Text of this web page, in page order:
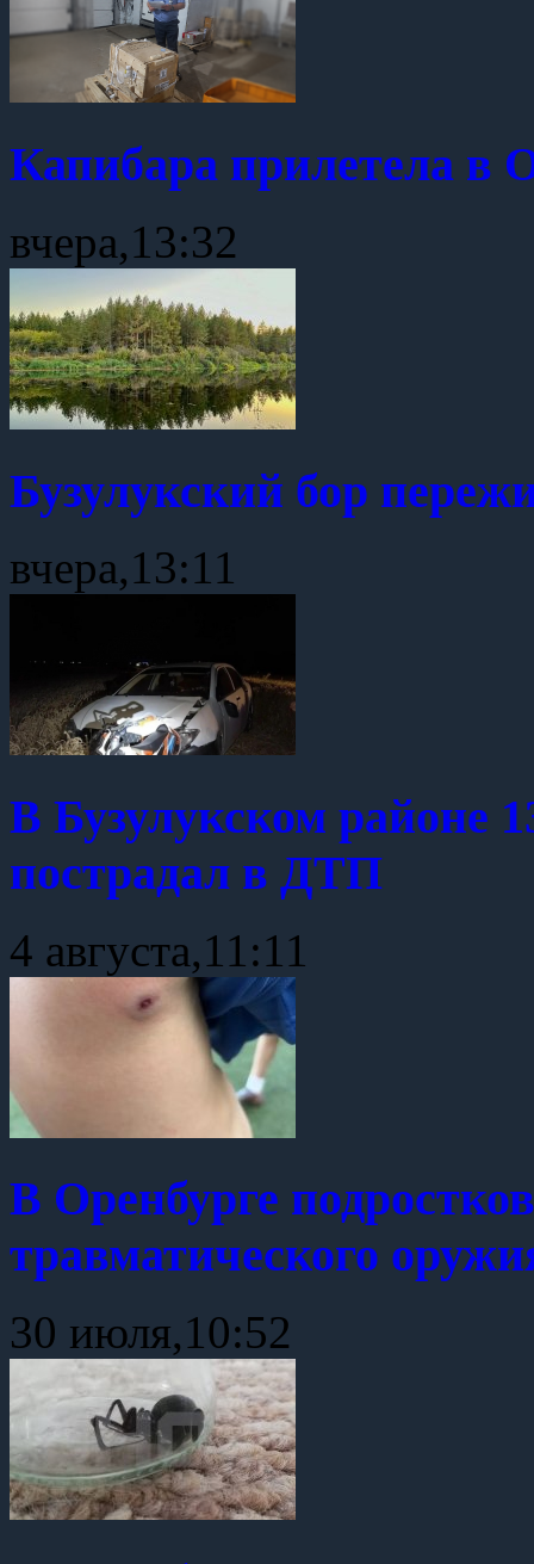
Капибара прилетела в
вчера,13:32
Бузулукский бор
вчера,13:11
В Бузулукском районе
пострадал в ДТП
4 августа,11:11
В Оренбурге
травматического
30 июля,10:52